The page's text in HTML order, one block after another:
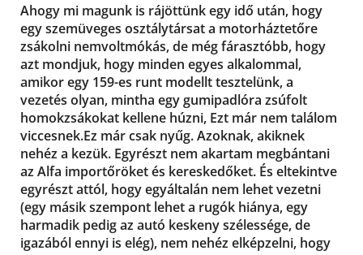
Ahogy mi magunk is rájöttünk egy idő után, hogy
egy szemüveges osztálytársat a motorháztetőre
zsákolni nemvoltmókás, de még fárasztóbb, hogy
azt mondjuk, hogy minden egyes alkalommal,
amikor egy 159-es runt modellt tesztelünk, a
vezetés olyan, mintha egy gumipadlóra zsúfolt
homokzsákokat kellene húzni, Ezt már nem találom
viccesnek.Ez már csak nyűg. Azoknak, akiknek
nehéz a kezük. Egyrészt nem akartam megbántani
az Alfa importőröket és kereskedőket. És eltekintve
egyrészt attól, hogy egyáltalán nem lehet vezetni
(egy másik szempont lehet a rugók hiánya, egy
harmadik pedig az autó keskeny szélessége, de
igazából ennyi is elég), nem nehéz elképzelni, hogy